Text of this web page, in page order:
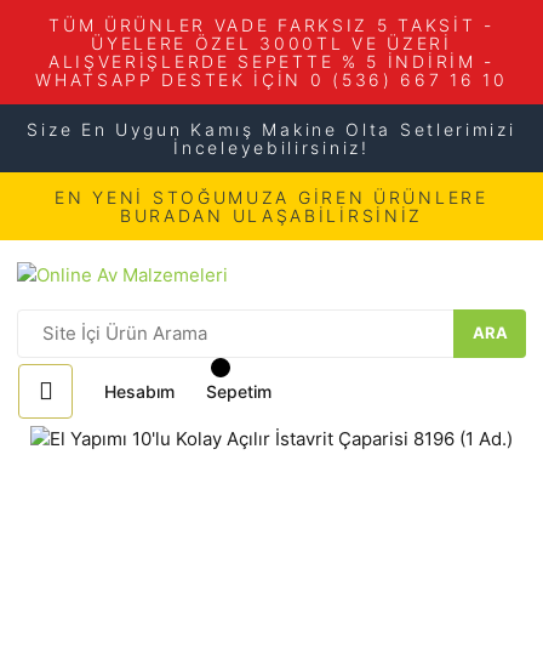
TÜM ÜRÜNLER VADE FARKSIZ 5 TAKSİT -
ÜYELERE ÖZEL 3000TL VE ÜZERİ
ALIŞVERİŞLERDE SEPETTE % 5 İNDİRİM -
WHATSAPP DESTEK İÇİN 0 (536) 667 16 10
Size En Uygun Kamış Makine Olta Setlerimizi
İnceleyebilirsiniz!
EN YENİ STOĞUMUZA GİREN ÜRÜNLERE
BURADAN ULAŞABİLİRSİNİZ
ARA
Hesabım Sepetim